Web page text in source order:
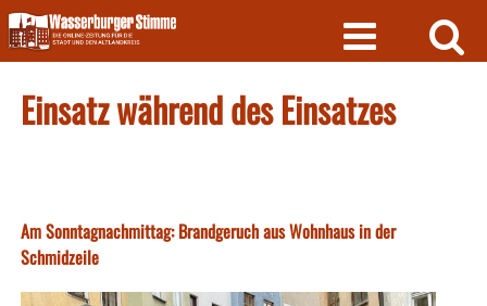
Skip
to
content
Einsatz während des Einsatzes
Am Sonntagnachmittag: Brandgeruch aus Wohnhaus in der
Schmidzeile